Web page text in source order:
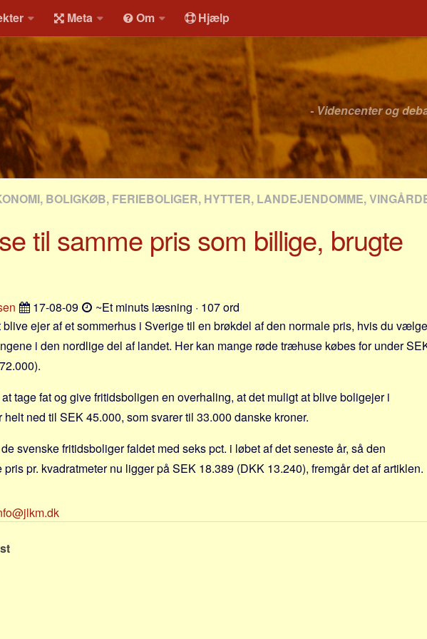
Meta Om Hjælp
- Videncenter og
BOLIGKØB, FERIEBOLIGER, HYTTER, LANDEJENDOMME,
til samme pris som billige, brugte
17-08-09
~Et minuts læsning · 107 ord
blive ejer af et sommerhus i Sverige til en brøkdel af den normale pris, hvis du
i den nordlige del af landet. Her kan mange røde træhuse købes for under
tage fat og give fritidsboligen en overhaling, at det muligt at blive boligejer i
helt ned til SEK 45.000, som svarer til 33.000 danske kroner.
svenske fritidsboliger faldet med seks pct. i løbet af det seneste år, så den
pr. kvadratmeter nu ligger på SEK 18.389 (DKK 13.240), fremgår det af artiklen.